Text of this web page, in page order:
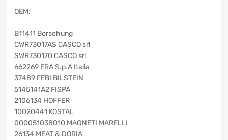
OEM:
B11411 Borsehung
CWR73017AS CASCO srl
SWR730170 CASCO srl
662269 ERA S.p.A Italia
37489 FEBI BILSTEIN
5145141A2 FISPA
2106134 HOFFER
10020441 KOSTAL
000051038010 MAGNETI MARELLI
26134 MEAT & DORIA